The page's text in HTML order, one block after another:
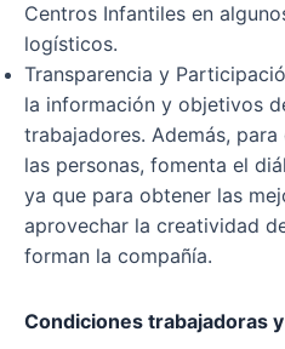
Centros Infantiles en
logísticos.
Transparencia y
la información y objetivos
trabajadores. Además,
las personas, fomenta el
ya que para obtener las
aprovechar la creatividad
forman la compañía.
Condiciones trabajadoras